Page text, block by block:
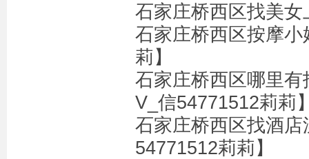
石家庄桥西区找美
石家庄桥西区按摩
莉】
石家庄桥西区哪里
V_信54771512莉莉
石家庄桥西区找酒
54771512莉莉】